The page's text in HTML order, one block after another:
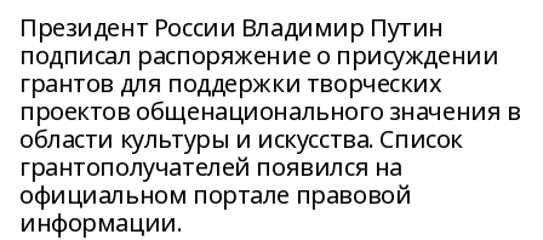
Президент России Владимир Путин
подписал распоряжение о присуждении
грантов для поддержки творческих
проектов общенационального значения в
области культуры и искусства. Список
грантополучателей появился на
официальном портале правовой
информации.